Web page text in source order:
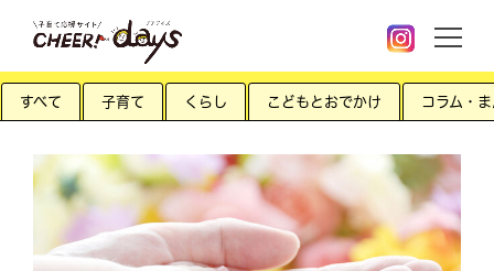
すべて 子育て くらし こどもとおでかけ コラム・